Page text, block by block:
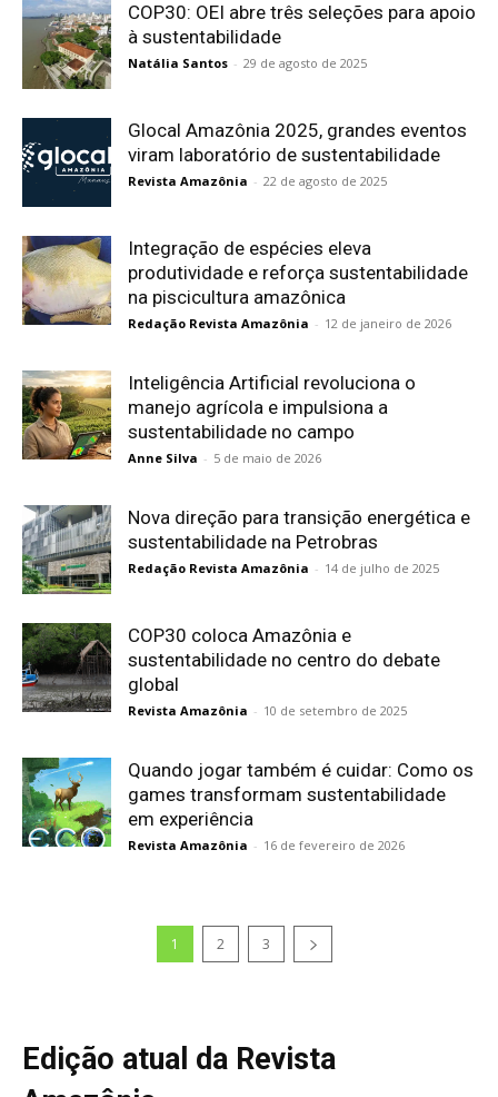
COP30: OEI abre três seleções para apoio
à sustentabilidade
Natália Santos - 29 de agosto de 2025
Glocal Amazônia 2025, grandes eventos
viram laboratório de sustentabilidade
Revista Amazônia - 22 de agosto de 2025
Integração de espécies eleva
produtividade e reforça sustentabilidade
na piscicultura amazônica
Redação Revista Amazônia - 12 de janeiro de 2026
Inteligência Artificial revoluciona o
manejo agrícola e impulsiona a
sustentabilidade no campo
Anne Silva - 5 de maio de 2026
Nova direção para transição energética e
sustentabilidade na Petrobras
Redação Revista Amazônia - 14 de julho de 2025
COP30 coloca Amazônia e
sustentabilidade no centro do debate
global
Revista Amazônia - 10 de setembro de 2025
Quando jogar também é cuidar: Como os
games transformam sustentabilidade
em experiência
Revista Amazônia - 16 de fevereiro de 2026
1 2 3
Edição atual da Revista